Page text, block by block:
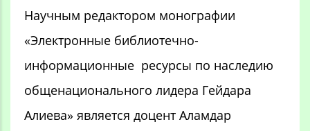
Научным редактором монографии
«Электронные библиотечно-
информационные ресурсы по наследию
общенационального лидера Гейдара
Алиева» является доцент Аламдар